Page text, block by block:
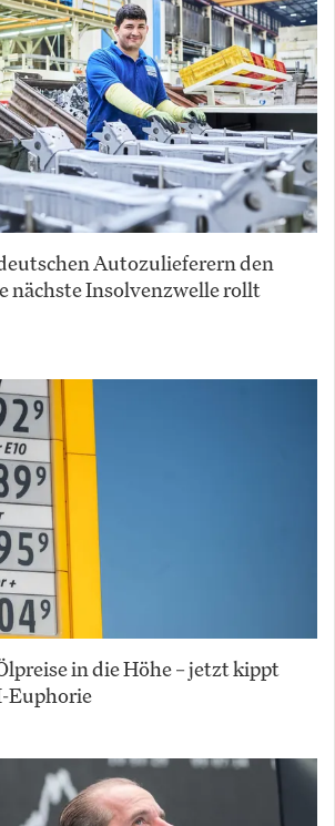
Autozulieferern den
nächste Insolvenzwelle rollt
in die Höhe – jetzt kippt
Euphorie